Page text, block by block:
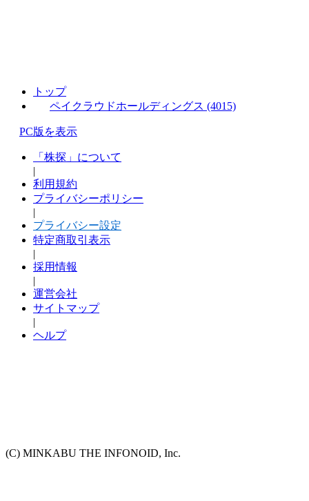
トップ
ペイクラウドホールディングス (4015)
PC版を表示
「株探」について
|
利用規約
プライバシーポリシー
|
プライバシー設定
特定商取引表示
|
採用情報
|
運営会社
サイトマップ
|
ヘルプ
(C) MINKABU THE INFONOID, Inc.